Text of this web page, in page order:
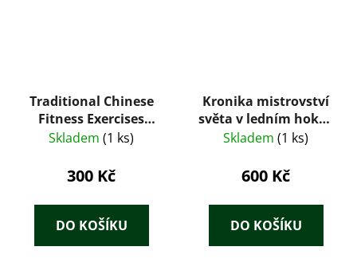
Traditional Chinese
Fitness Exercises
Including Taijiquan
Skladem (1 ks)
300 Kč
DO KOŠÍKU
Kronika mistrovství
světa v ledním hokeji
1920-2005
Skladem (1 ks)
600 Kč
DO KOŠÍKU